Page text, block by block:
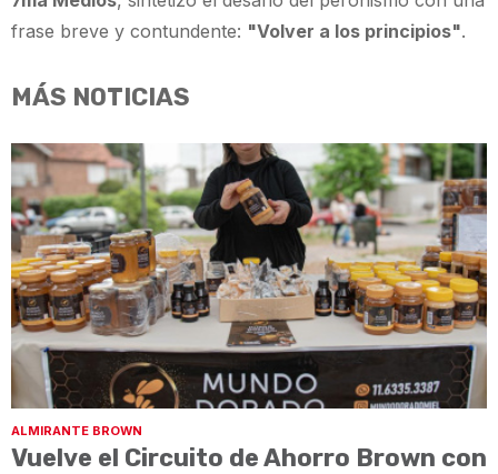
frase breve y contundente: "Volver a los principios".
MÁS NOTICIAS
ALMIRANTE BROWN
Vuelve el Circuito de Ahorro Brown con